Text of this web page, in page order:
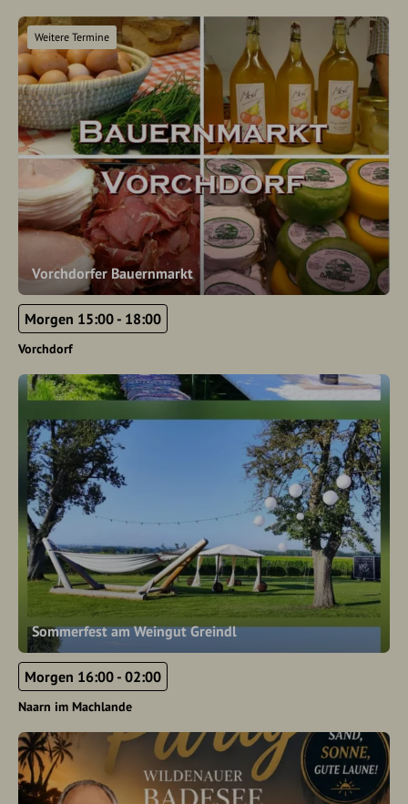
Vorchdorfer Bauernmarkt
Weitere Termine
Morgen 15:00 - 18:00
Vorchdorf
Sommerfest am Weingut Greindl
Morgen 16:00 - 02:00
Naarn im Machlande